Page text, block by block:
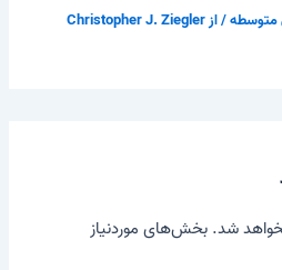
/ ازChristopher J. Ziegler
شد. بخش‌های موردنیاز